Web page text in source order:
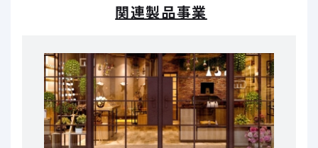
関連製品事業